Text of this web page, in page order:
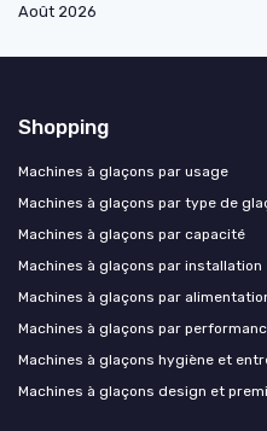
Août 2026
Shopping
Machines à glaçons par usage
Machines à glaçons par type de
Machines à glaçons par capacité
Machines à glaçons par installation
Machines à glaçons par
Machines à glaçons par
Machines à glaçons hygiène et
Machines à glaçons design et